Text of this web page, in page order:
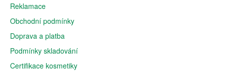
Reklamace
Obchodní podmínky
Doprava a platba
Podmínky skladování
Certifikace kosmetiky